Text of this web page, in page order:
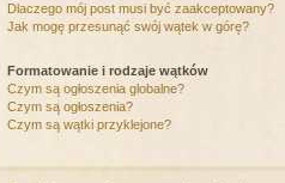
Dlaczego mój post musi być zaakceptowany?
Jak mogę przesunąć swój wątek w górę?
Formatowanie i rodzaje wątków
Czym są ogłoszenia globalne?
Czym są ogłoszenia?
Czym są wątki przyklejone?